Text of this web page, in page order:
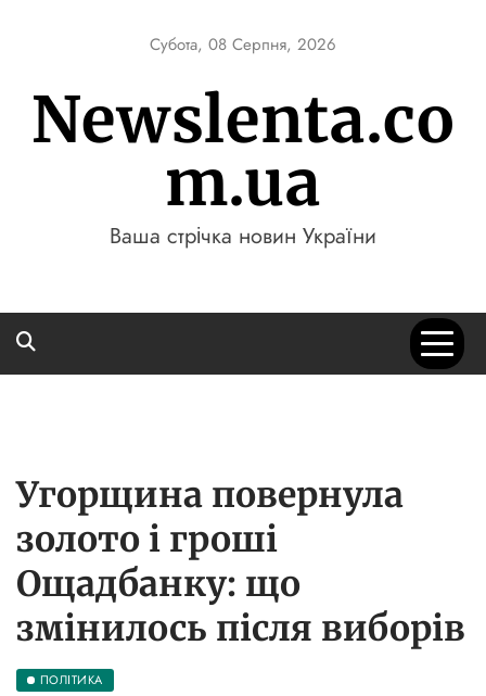
Субота, 08 Серпня, 2026
Newslenta.co
m.ua
Ваша стрічка новин України
Угорщина повернула
золото і гроші
Ощадбанку: що
змінилось після виборів
ПОЛІТИКА